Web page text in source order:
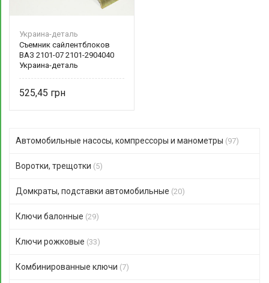
Украина-деталь
Съемник сайлентблоков
ВАЗ 2101-07 2101-2904040
Украина-деталь
525,45
Автомобильные насосы, компрессоры и манометры (97)
Воротки, трещотки (5)
Домкраты, подставки автомобильные (20)
Ключи балонные (29)
Ключи рожковые (33)
Комбинированные ключи (7)